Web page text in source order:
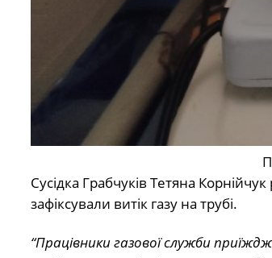
Сусідка Грабчуків Тетяна
зафіксували витік газу на трубі.
“Працівники газової служби